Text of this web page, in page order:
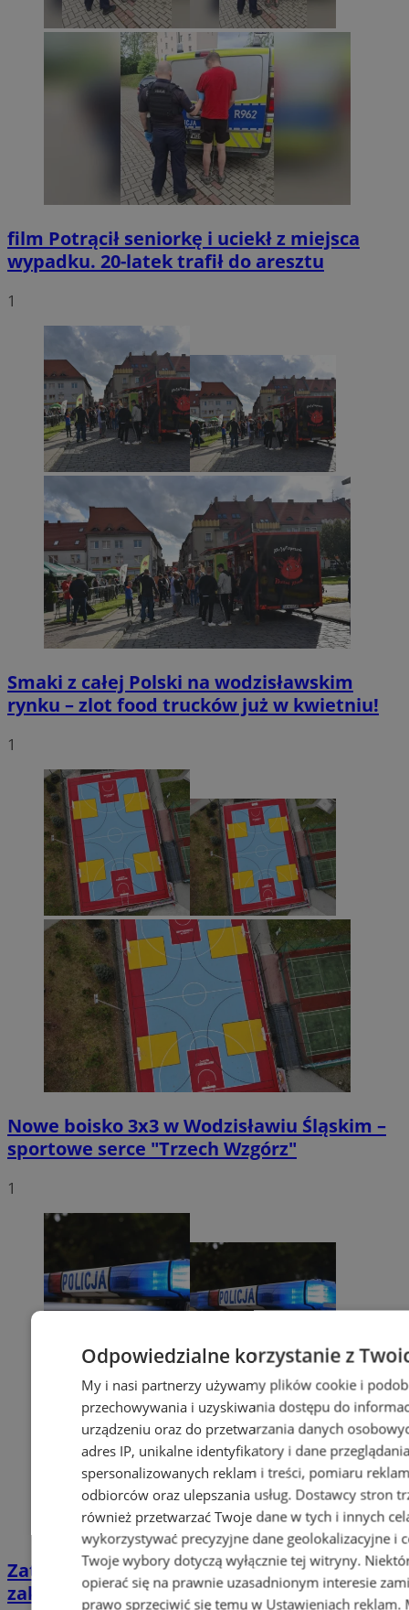
film Potrącił seniorkę i uciekł z miejsca
wypadku. 20-latek trafił do aresztu
1
Smaki z całej Polski na wodzisławskim
rynku – zlot food trucków już w kwietniu!
1
Nowe boisko 3x3 w Wodzisławiu Śląskim –
sportowe serce "Trzech Wzgórz"
1
Zatrzymany za złamanie podwójnego
zakazu prowadzenia pojazdów!
Odpowiedzialne korzystanie z
My i nasi partnerzy używamy plików cookie i
przechowywania i uzyskiwania dostępu do
urządzeniu oraz do przetwarzania danych
adres IP, unikalne identyfikatory i dane
spersonalizowanych reklam i treści, pomiaru
odbiorców oraz ulepszania usług. Dostawcy stron
również przetwarzać Twoje dane w tych i innych
wykorzystywać precyzyjne dane geolokalizacyjne i
Twoje wybory dotyczą wyłącznie tej witryny.
opierać się na prawnie uzasadnionym interesie
prawo sprzeciwić się temu w Ustawieniach reklam.